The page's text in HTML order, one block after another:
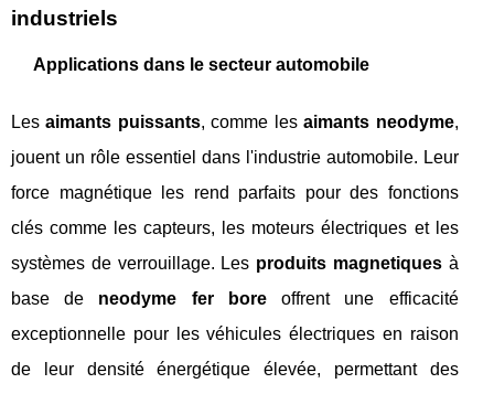
industriels
Applications dans le secteur automobile
Lesaimants puissants, comme lesaimants neodyme,
jouent un rôle essentiel dans l'industrie automobile. Leur
force magnétique les rend parfaits pour des fonctions
clés comme les capteurs, les moteurs électriques et les
systèmes de verrouillage. Les produits magnetiquesà
base de neodyme fer boreoffrent une efficacité
exceptionnelle pour les véhicules électriques en raison
de leur densité énergétique élevée, permettant des